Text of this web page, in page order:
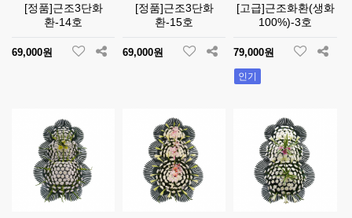
[정품]근조3단화
환-14호
69,000원
[정품]근조3단화
환-15호
69,000원
[고급]근조화환(생화
100%)-3호
79,000원
인기